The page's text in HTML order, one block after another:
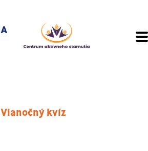
Vianočný kvíz